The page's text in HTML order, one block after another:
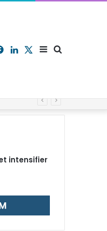
Sidebar
X
Linkedin
Facebook
Pourquoi un salarié français moyen travaille 202 jours par an pour financer impôts et cotisations, un record dans toute l’Union européenne
intensifier